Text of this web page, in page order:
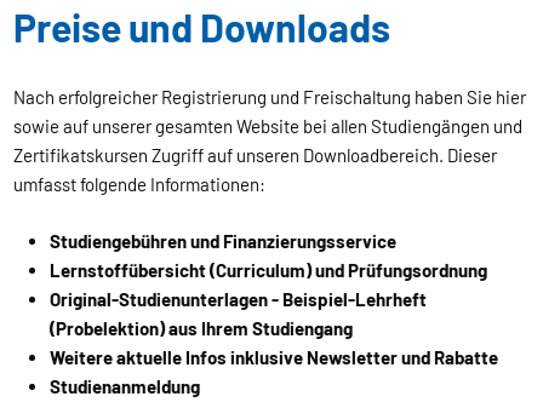
Preise und Downloads
Nach erfolgreicher Registrierung und Freischaltung haben Sie hier
sowie auf unserer gesamten Website bei allen Studiengängen und
Zertifikatskursen Zugriff auf unseren Downloadbereich. Dieser
umfasst folgende Informationen:
Studiengebühren und Finanzierungsservice
Lernstoffübersicht (Curriculum) und Prüfungsordnung
Original-Studienunterlagen - Beispiel-Lehrheft
(Probelektion) aus Ihrem Studiengang
Weitere aktuelle Infos inklusive Newsletter und Rabatte
Studienanmeldung